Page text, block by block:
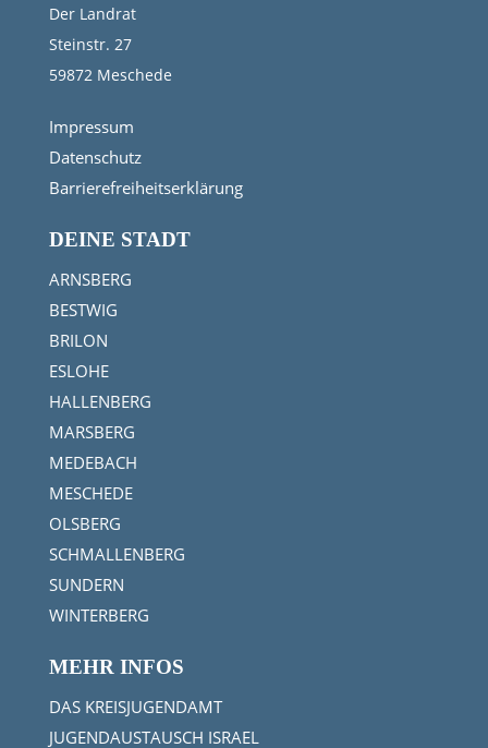
Der Landrat
Steinstr. 27
59872 Meschede
Impressum
Datenschutz
Barrierefreiheitserklärung
DEINE STADT
ARNSBERG
BESTWIG
BRILON
ESLOHE
HALLENBERG
MARSBERG
MEDEBACH
MESCHEDE
OLSBERG
SCHMALLENBERG
SUNDERN
WINTERBERG
MEHR INFOS
DAS KREISJUGENDAMT
JUGENDAUSTAUSCH ISRAEL